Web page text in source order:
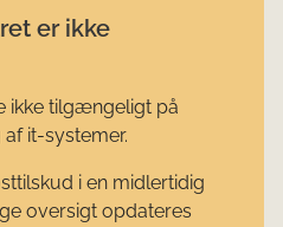
er ikke
ikke tilgængeligt på
it-systemer.
i en midlertidig
oversigt opdateres